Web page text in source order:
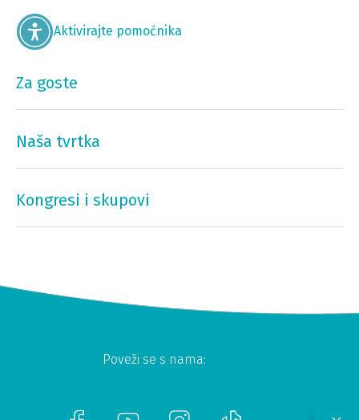
Aktivirajte pomoćnika
Za goste
Naša tvrtka
Kongresi i skupovi
Poveži se s nama: